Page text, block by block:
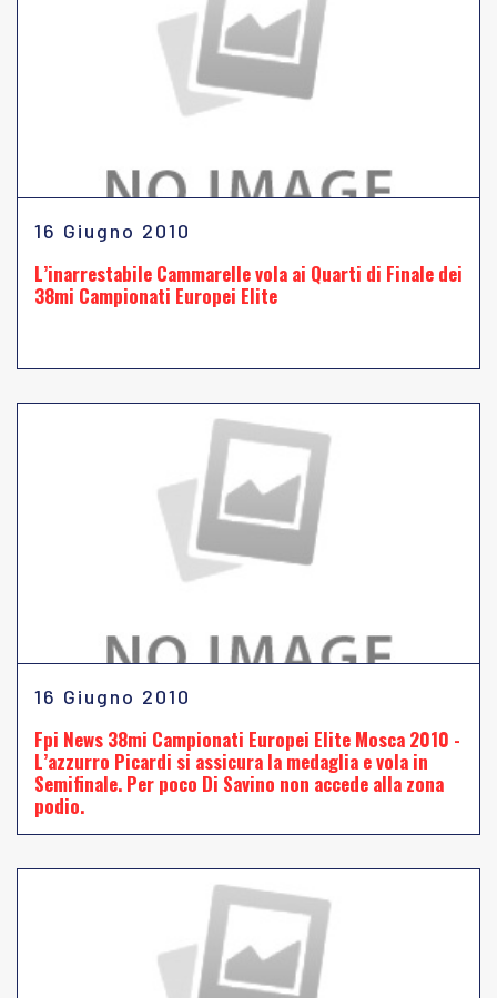
16 Giugno 2010
L’inarrestabile Cammarelle vola ai Quarti di Finale dei
38mi Campionati Europei Elite
16 Giugno 2010
Fpi News 38mi Campionati Europei Elite Mosca 2010 -
L’azzurro Picardi si assicura la medaglia e vola in
Semifinale. Per poco Di Savino non accede alla zona
podio.